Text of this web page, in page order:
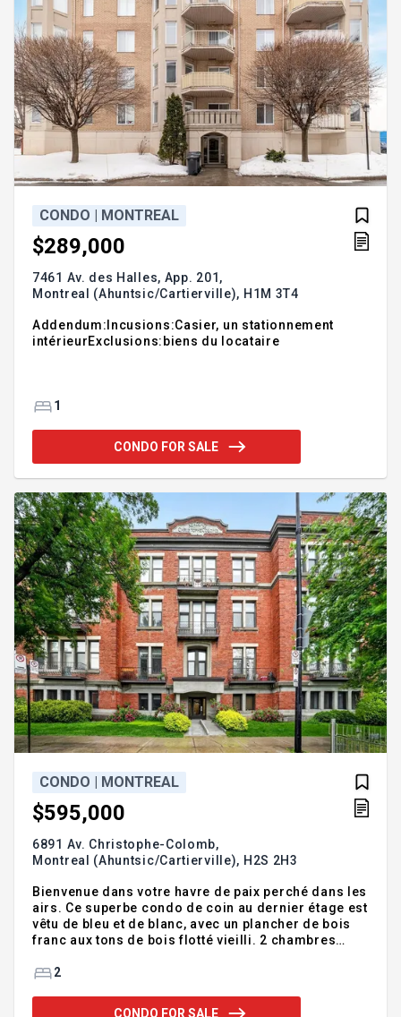
CONDO | MONTREAL
$289,000
7461 Av. des Halles, App. 201,
Montreal (Ahuntsic/Cartierville), H1M 3T4
Addendum:Incusions:Casier, un stationnement
intérieurExclusions:biens du locataire
1
CONDO FOR SALE
CONDO | MONTREAL
$595,000
6891 Av. Christophe-Colomb,
Montreal (Ahuntsic/Cartierville), H2S 2H3
Bienvenue dans votre havre de paix perché dans les
airs. Ce superbe condo de coin au dernier étage est
vêtu de bleu et de blanc, avec un plancher de bois
franc aux tons de bois flotté vieilli. 2 chambres
et un salon-salle à manger accueillant baigné de
soleil. Le balcon est idéal pour le petit dejeuner ou
2
CONDO FOR SALE